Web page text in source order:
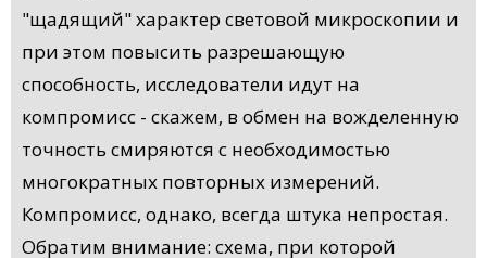
"щадящий" характер световой микроскопии и
при этом повысить разрешающую
способность, исследователи идут на
компромисс - скажем, в обмен на вожделенную
точность смиряются с необходимостью
многократных повторных измерений.
Компромисс, однако, всегда штука непростая.
Обратим внимание: схема, при которой